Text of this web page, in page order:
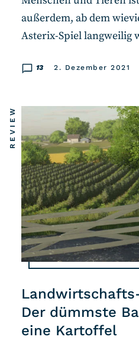
13 2. Dezember 2021
außerdem, ab dem
Asterix-Spiel langweilig
Der dümmste
eine Kartoffel
REVIEW